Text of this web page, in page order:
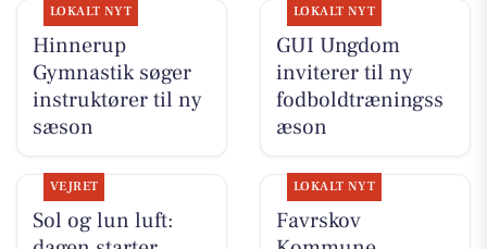
LOKALT NYT
Hinnerup
Gymnastik søger
instruktører til ny
sæson
LOKALT NYT
GUI Ungdom
inviterer til ny
fodboldtræningss
æson
VEJRET
Sol og lun luft:
LOKALT NYT
Favrskov